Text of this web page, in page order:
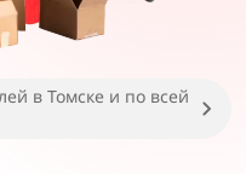
в Томске и по всей